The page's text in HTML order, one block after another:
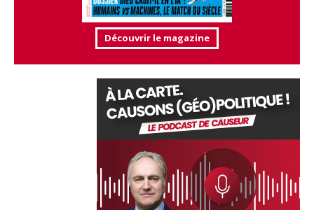
Découvrir le magazine